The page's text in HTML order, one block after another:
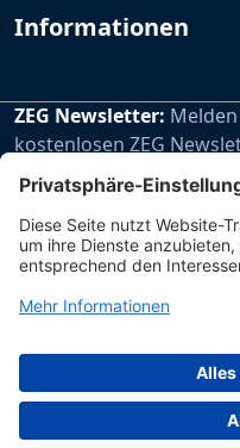
Informationen
ZEG Newsletter:
kostenlosen ZEG
den extra Vorteilen
Newsletters.
Zur
Impressum